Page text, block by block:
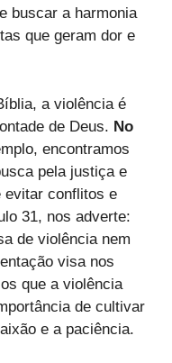
buscar a harmonia
que geram dor e
a violência é
de Deus. No
encontramos
pela justiça e
evitar conflitos e
31, nos adverte:
de violência nem
visa nos
que a violência
de cultivar
e a paciência.